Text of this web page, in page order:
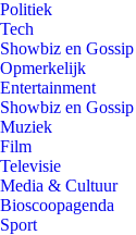
Politiek
Tech
Showbiz en Gossip
Opmerkelijk
Entertainment
Showbiz en Gossip
Muziek
Film
Televisie
Media & Cultuur
Bioscoopagenda
Sport